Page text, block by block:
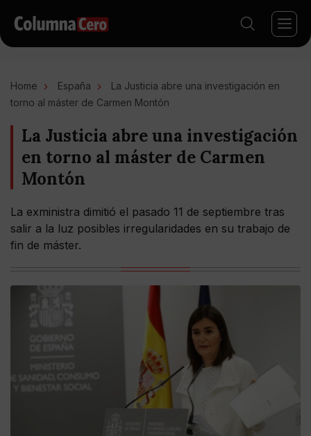
Home España
La Justicia abre una investigación en
torno al máster de Carmen Montón
La Justicia abre una investigación
en torno al máster de Carmen
Montón
La exministra dimitió el pasado 11 de septiembre tras
salir a la luz posibles irregularidades en su trabajo de
fin de máster.